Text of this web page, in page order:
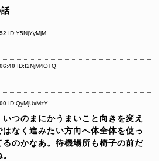
ID:Y5NjYyMjM
ID:I2NjM4OTQ
ID:QyMjUxMzY
つのまにかうまいこと向きを変え
なく進みたい方向へ体全体を使っ
のかなあ。待機場所も椅子の前だ